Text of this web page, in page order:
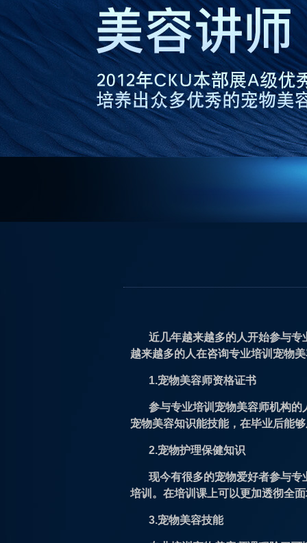
近几年越来越多的人开始参与
越来越多的人在咨询专业培训宠物
1.宠物美容师资格证书
参与专业培训宠物美容师机构
宠物美容知识能技能，在毕业后能
2.宠物护理保健知识
现今有很多的宠物爱好者参与
培训。在培训课上可以更加透彻全
3.宠物美容技能